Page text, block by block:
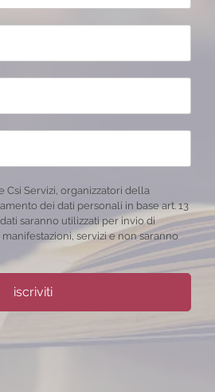
Csi Servizi, organizzatori della
dei dati personali in base art. 13
saranno utilizzati per invio di
servizi e non saranno
iscriviti